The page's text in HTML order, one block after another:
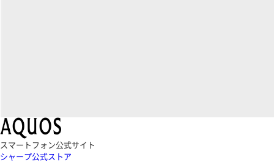
スマートフォン公式サイト
シャープ公式ストア